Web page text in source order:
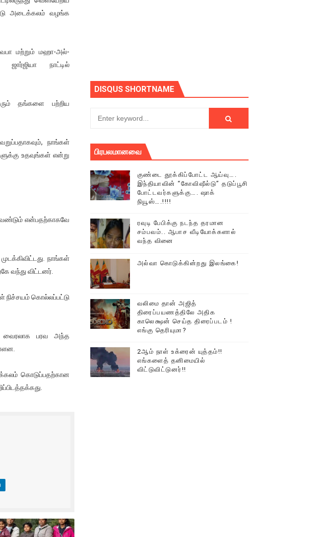
பகிரங்க கேள்வி
என்ன
நாள் - 26.09.2021 சுவிஸ் (செய்தியும்,படங்களும்..)
! எங்கு தெரியுமா?
அடைக்கலம் வழங்க
வபா மற்றும் மஹா-அல்-
நாட்டில்
தங்களை பற்றிய
நாங்கள்
உதவுங்கள் என்று
என்பதற்காகவே
நாங்கள்
வந்து விட்டனர்.
நிச்சயம் கொல்லப்பட்டு
வைரலாக பரவ அந்த
கொடுப்பதற்கான
DISQUS SHORTNAME
பிரபலமானவை
குண்டை தூக்கிப்போட்ட ஆய்வு….
இந்தியாவின் “கோவிஷீல்டு” தடுப்பூசி
போட்டவர்களுக்கு…. ஷாக்
நியூஸ்….!!!!
ரவுடி பேபிக்கு நடந்த தரமான
சம்பவம்.. ஆபாச வீடியோக்களால்
வந்த வினை
அல்வா கொடுக்கின்றது இலங்கை!
வலிமை தான் அஜித்
திரைப்பயணத்திலே அதிக
காலெக்ஷன் செய்த திரைப்படம் !
எங்கு தெரியுமா?
2ஆம் நாள் உக்ரைன் யுத்தம்!!
எங்களைத் தனிமையில்
விட்டுவிட்டுனர்!!